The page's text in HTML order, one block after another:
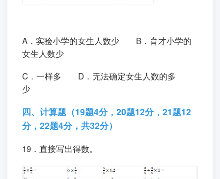
A．实验小学的女生人数少 B．育才小学的
女生人数少
C．一样多 D．无法确定女生人数的多
少
四、计算题（19题4分，20题12分，21题12
分，22题4分，共32分）
19．直接写出得数。